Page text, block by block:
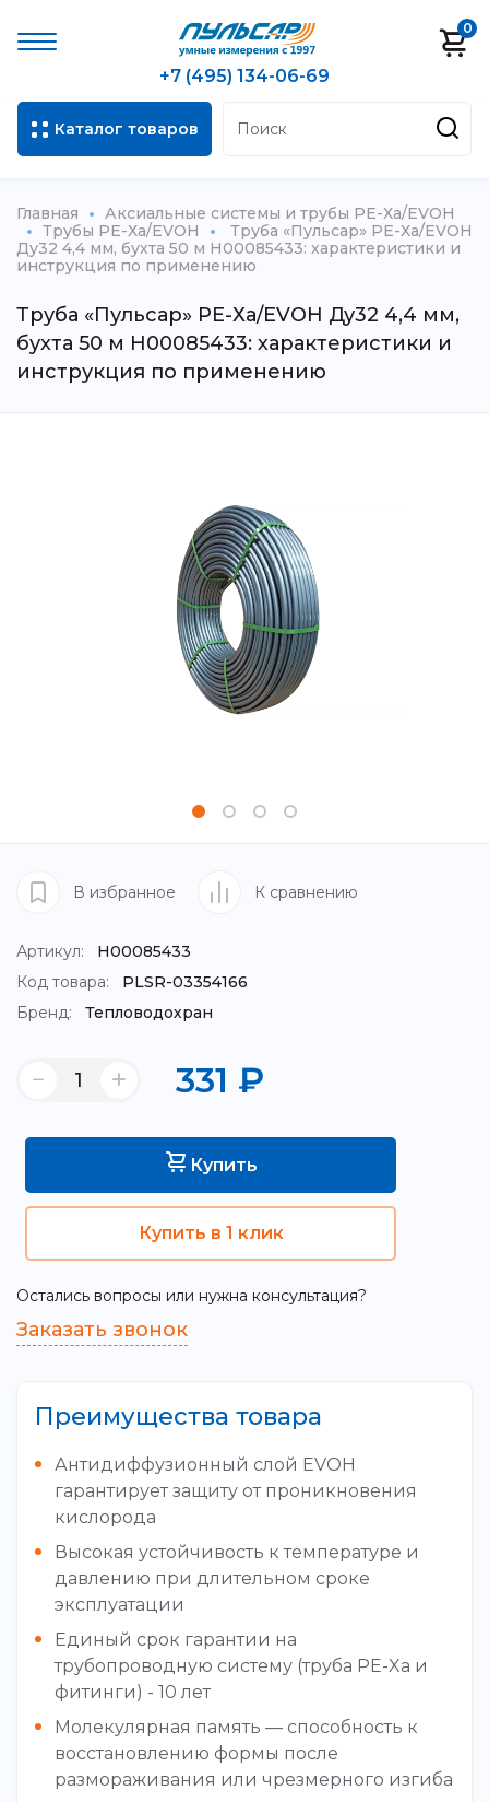
0
+7 (495) 134-06-69
Каталог товаров
Главная
Аксиальные системы и трубы РЕ-Ха/EVOH
Трубы РЕ-Ха/EVOH
Труба «Пульсар» РЕ-Ха/EVOH
Ду32 4,4 мм, бухта 50 м Н00085433: характеристики и
инструкция по применению
Труба «Пульсар» РЕ-Ха/EVOH Ду32 4,4 мм,
бухта 50 м Н00085433: характеристики и
инструкция по применению
В избранное К сравнению
Артикул:
Н00085433
Код товара:
PLSR-03354166
Бренд:
Тепловодохран
331 ₽
Купить
Купить в 1 клик
Остались вопросы или нужна консультация?
Заказать звонок
Преимущества товара
Антидиффузионный слой EVOH
гарантирует защиту от проникновения
кислорода
Высокая устойчивость к температуре и
давлению при длительном сроке
эксплуатации
Единый срок гарантии на
трубопроводную систему (труба PE-Xa и
фитинги) - 10 лет
Молекулярная память — способность к
восстановлению формы после
размораживания или чрезмерного изгиба